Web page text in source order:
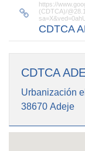
https://
(CDTCA)/
CDTCA
CDTCA
Urbanización
38670 Adeje